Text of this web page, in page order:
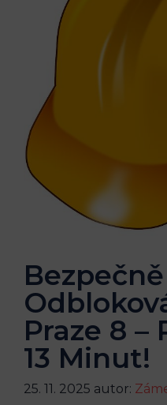
Praze 8 –
13 Minut!
25. 11. 2025 autor: